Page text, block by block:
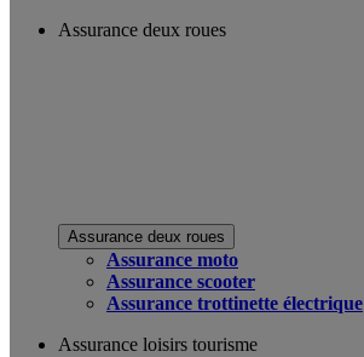
Assurance deux roues
Assurance deux roues
Assurance moto
Assurance scooter
Assurance trottinette électrique
Assurance loisirs tourisme